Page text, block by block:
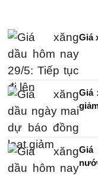
Giá
Giá
Giá